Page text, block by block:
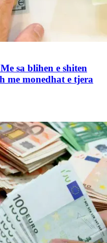
sa blihen e shiten
me monedhat e tjera